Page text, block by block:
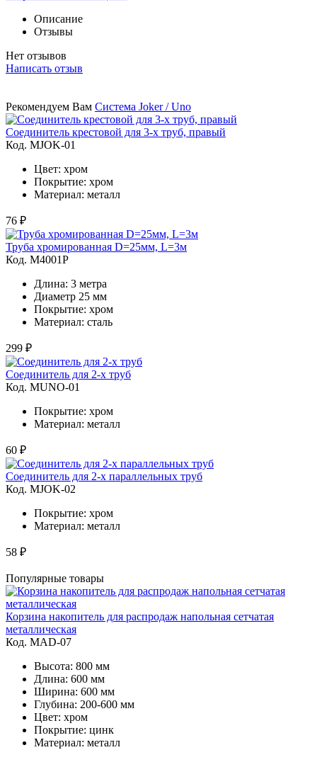
Описание
Отзывы
Нет отзывов
Написать отзыв
Рекомендуем Вам Система Joker / Uno
Соединитель крестовой для 3-х труб, правый
Код. MJOK-01
Цвет: хром
Покрытие: хром
Материал: металл
76 ₽
Труба хромированная D=25мм, L=3м
Код. M4001Р
Длина: 3 метра
Диаметр 25 мм
Покрытие: хром
Материал: сталь
299 ₽
Соединитель для 2-х труб
Код. MUNO-01
Покрытие: хром
Материал: металл
60 ₽
Соединитель для 2-х параллельных труб
Код. MJOK-02
Покрытие: хром
Материал: металл
58 ₽
Популярные товары
Корзина накопитель для распродаж напольная сетчатая
металлическая
Код. MAD-07
Высота: 800 мм
Длина: 600 мм
Ширина: 600 мм
Глубина: 200-600 мм
Цвет: хром
Покрытие: цинк
Материал: металл